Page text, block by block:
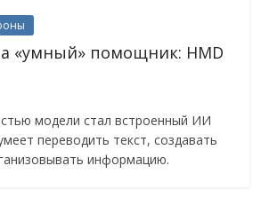
«умный» помощник: HMD
модели стал встроенный ИИ
переводить текст, создавать
информацию.